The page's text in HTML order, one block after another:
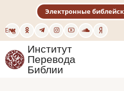
основному
содержанию
Eng
Электронные
Институт
Перевода
Библии